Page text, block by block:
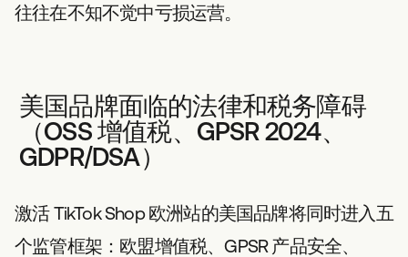
往往在不知不觉中亏损运营。
美国品牌面临的法律和税务障碍
（OSS 增值税、GPSR 2024、
GDPR/DSA）
激活 TikTok Shop 欧洲站的美国品牌将同时进入五
个监管框架：欧盟增值税、GPSR 产品安全、